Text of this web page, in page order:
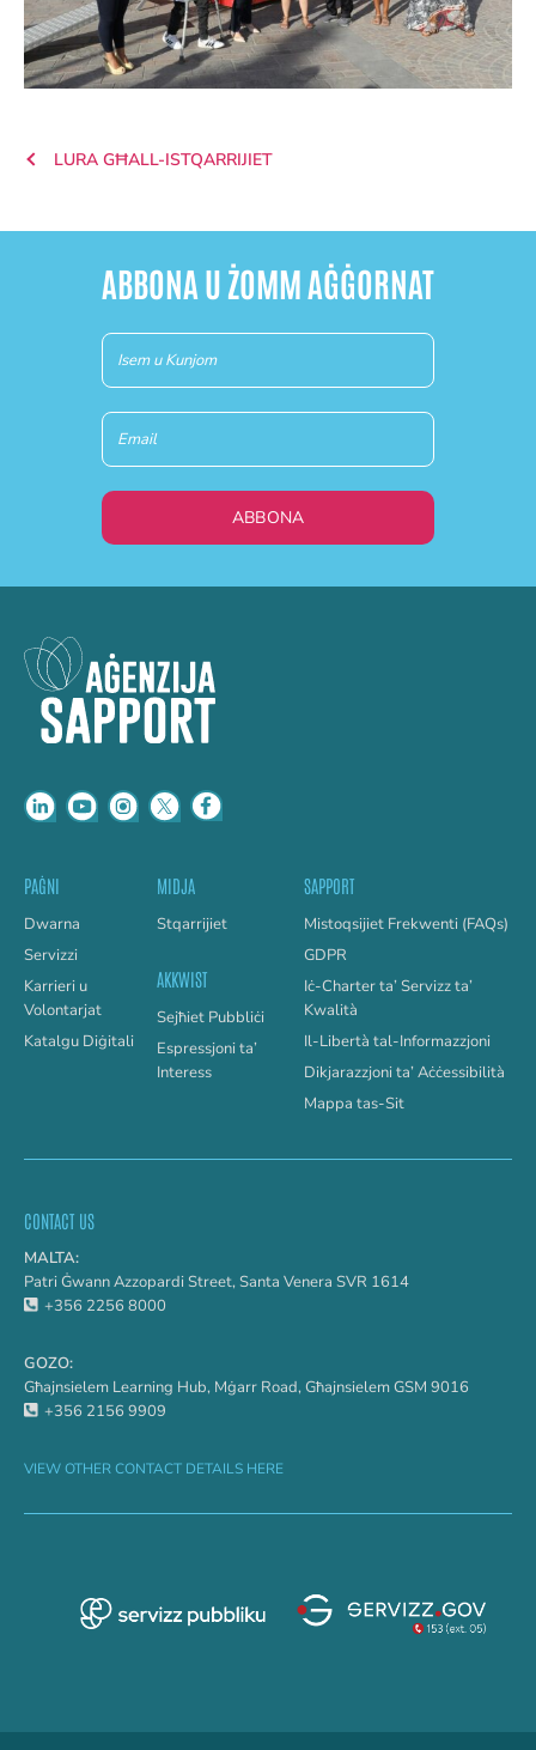
LURA GĦALL-ISTQARRIJIET
ABBONA U ŻOMM AĠĠORNAT
Newsletter
(MT)
ABBONA
PAĠNI
Dwarna
Servizzi
Karrieri u
Volontarjat
Katalgu Diġitali
MIDJA
Stqarrijiet
AKKWIST
Sejħiet Pubbliċi
Espressjoni ta’
Interess
SAPPORT
Mistoqsijiet Frekwenti (FAQs)
GDPR
Iċ-Charter ta’ Servizz ta’
Kwalità
Il-Libertà tal-Informazzjoni
Dikjarazzjoni ta’ Aċċessibilità
Mappa tas-Sit
CONTACT US
MALTA:
Patri Ġwann Azzopardi Street, Santa Venera SVR 1614
+356 2256 8000
GOZO:
Għajnsielem Learning Hub, Mġarr Road, Għajnsielem GSM 9016
+356 2156 9909
VIEW OTHER CONTACT DETAILS HERE